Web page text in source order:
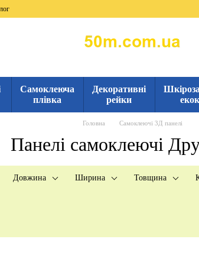
Самоклеюча
плівка
Декоративні
рейки
Головна Самоклеючі 3Д панелі
Панелі самоклеючі
Довжина Ширина Товщина